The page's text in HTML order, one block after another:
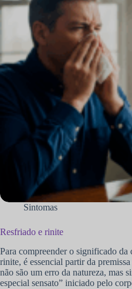
Sintomas
Resfriado e rinite
Para compreender o significado da
rinite, é essencial partir da
não são um erro da natureza, mas
especial sensato” iniciado pelo